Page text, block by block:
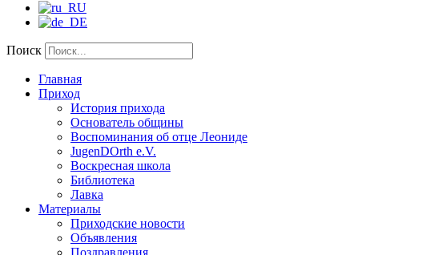
Поиск
Главная
Приход
История прихода
Основатель общины
Воспоминания об отце Леониде
JugenDOrth e.V.
Воскресная школа
Библиотека
Лавка
Материалы
Приходские новости
Объявления
Поздравления